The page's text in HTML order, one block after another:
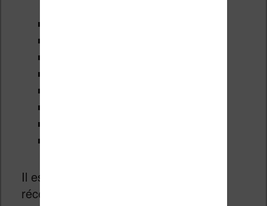
Il est enfin possible de trier par livre
récent, titre, auteur ou collection.